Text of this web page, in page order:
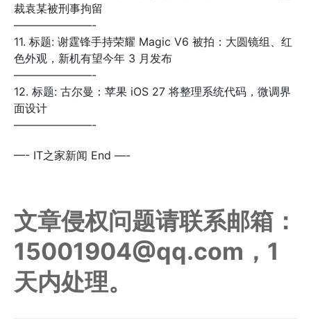
裁袁某被刑事拘留
———————-
11. 标题: 谢霆锋手持荣耀 Magic V6 被拍：大圆镜组、红
色外观，新机有望今年 3 月发布
———————-
12. 标题: 古尔曼：苹果 iOS 27 将整理系统代码，微调界
面设计
———————-
—- IT之家新闻 End —-
文章侵权问题请联系邮箱：
15001904@qq.com，1
天内处理。